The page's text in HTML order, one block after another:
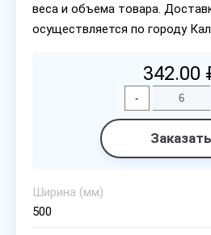
веса и объема товара.
осуществляется по городу
342.00
-
Заказать
Ширина (мм)
500